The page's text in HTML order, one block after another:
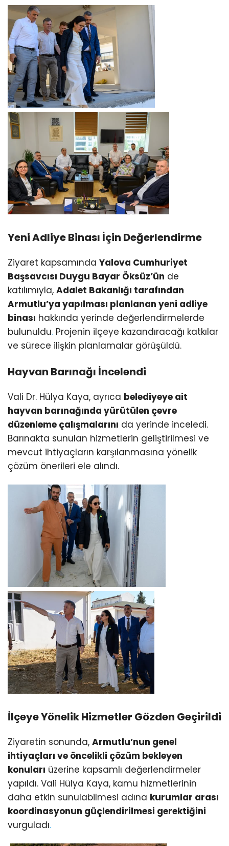
Yeni Adliye Binası İçin Değerlendirme
Ziyaret kapsamında Yalova Cumhuriyet
Başsavcısı Duygu Bayar Öksüz’ün de
katılımıyla, Adalet Bakanlığı tarafından
Armutlu’ya yapılması planlanan yeni adliye
binası hakkında yerinde değerlendirmelerde
bulunuldu. Projenin ilçeye kazandıracağı katkılar
ve sürece ilişkin planlamalar görüşüldü.
Hayvan Barınağı İncelendi
Vali Dr. Hülya Kaya, ayrıca belediyeye ait
hayvan barınağında yürütülen çevre
düzenleme çalışmalarını da yerinde inceledi.
Barınakta sunulan hizmetlerin geliştirilmesi ve
mevcut ihtiyaçların karşılanmasına yönelik
çözüm önerileri ele alındı.
İlçeye Yönelik Hizmetler Gözden Geçirildi
Ziyaretin sonunda, Armutlu’nun genel
ihtiyaçları ve öncelikli çözüm bekleyen
konuları üzerine kapsamlı değerlendirmeler
yapıldı. Vali Hülya Kaya, kamu hizmetlerinin
daha etkin sunulabilmesi adına kurumlar arası
koordinasyonun güçlendirilmesi gerektiğini
vurguladı.